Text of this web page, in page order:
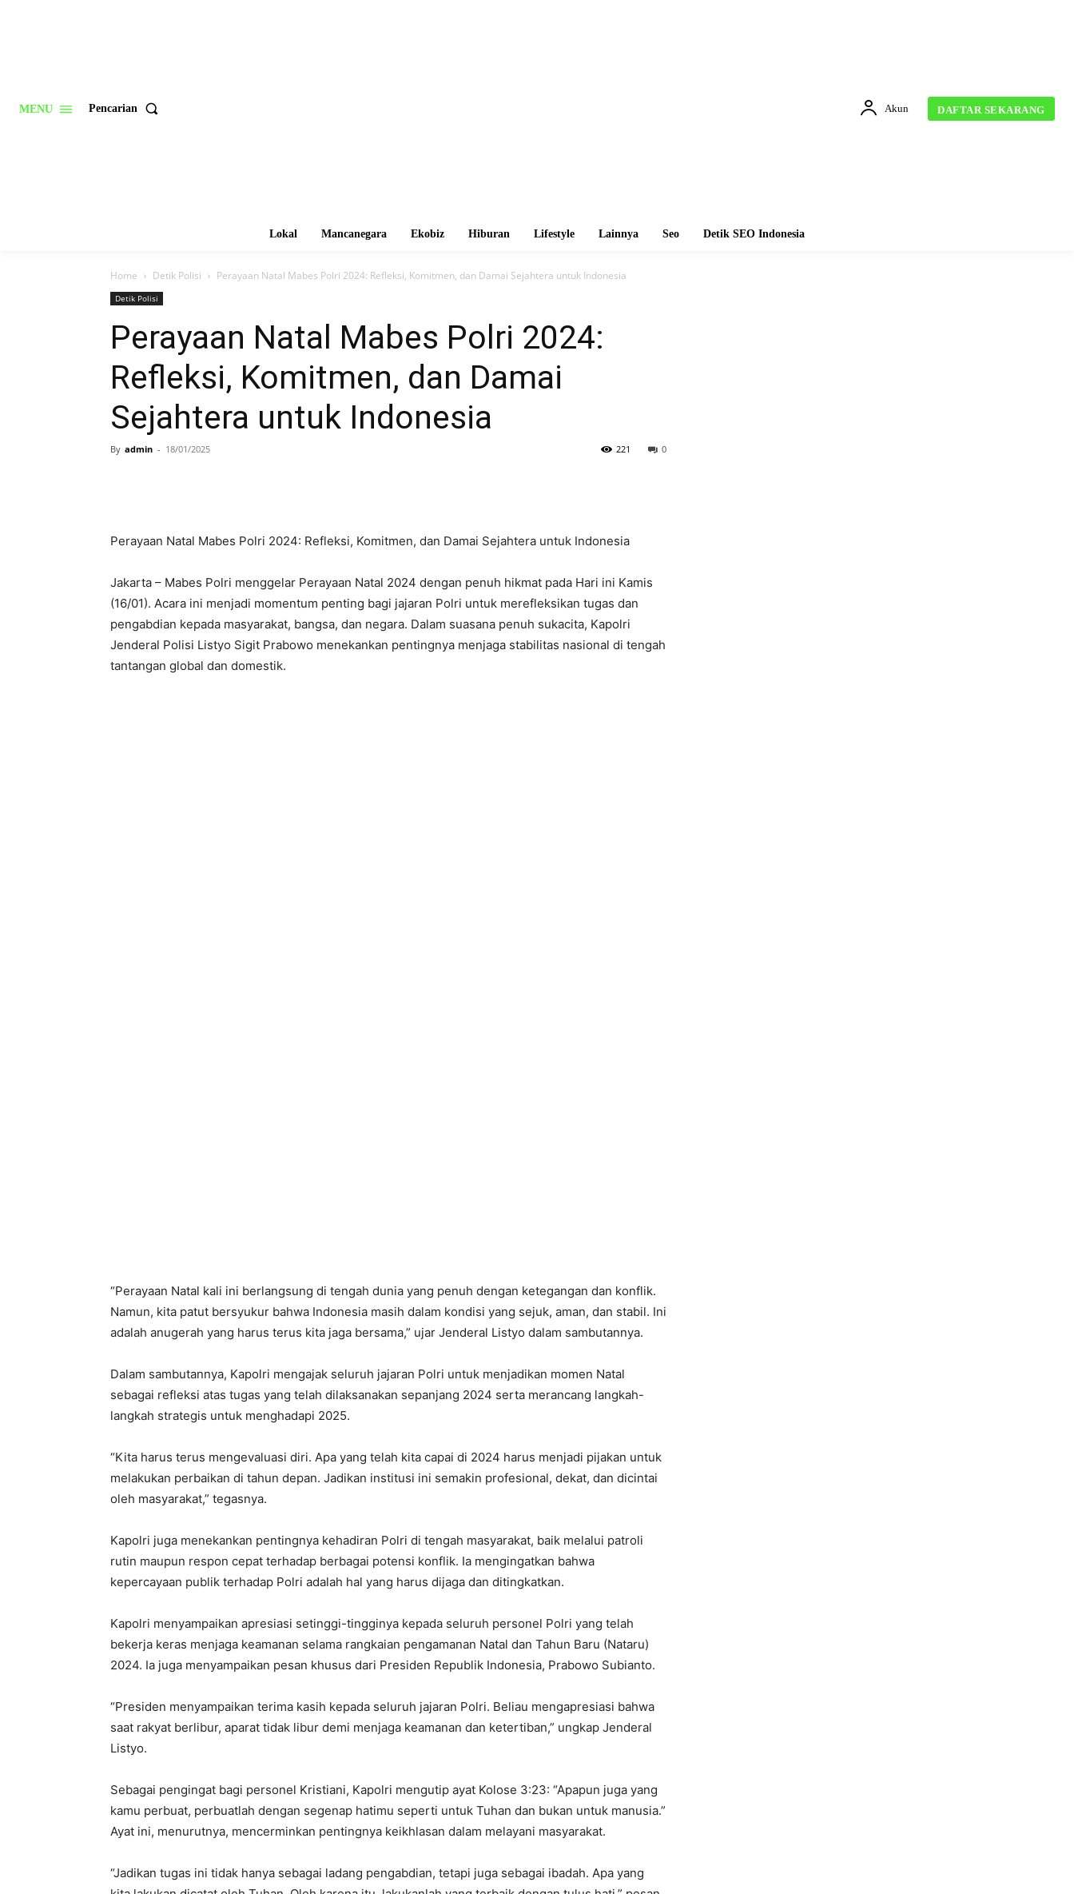
MENU Pencarian Akun DAFTAR SEKARANG
Lokal Mancanegara Ekobiz Hiburan Lifestyle Lainnya Seo Detik SEO Indonesia
Home Detik Polisi Perayaan Natal Mabes Polri 2024: Refleksi, Komitmen, dan Damai Sejahtera untuk Indonesia
Detik Polisi
Perayaan Natal Mabes Polri 2024:
Refleksi, Komitmen, dan Damai
Sejahtera untuk Indonesia
By admin - 18/01/2025 0
221
Perayaan Natal Mabes Polri 2024: Refleksi, Komitmen, dan Damai Sejahtera untuk Indonesia
Jakarta – Mabes Polri menggelar Perayaan Natal 2024 dengan penuh hikmat pada Hari ini Kamis
(16/01). Acara ini menjadi momentum penting bagi jajaran Polri untuk merefleksikan tugas dan
pengabdian kepada masyarakat, bangsa, dan negara. Dalam suasana penuh sukacita, Kapolri
Jenderal Polisi Listyo Sigit Prabowo menekankan pentingnya menjaga stabilitas nasional di tengah
tantangan global dan domestik.
“Perayaan Natal kali ini berlangsung di tengah dunia yang penuh dengan ketegangan dan konflik.
Namun, kita patut bersyukur bahwa Indonesia masih dalam kondisi yang sejuk, aman, dan stabil. Ini
adalah anugerah yang harus terus kita jaga bersama,” ujar Jenderal Listyo dalam sambutannya.
Dalam sambutannya, Kapolri mengajak seluruh jajaran Polri untuk menjadikan momen Natal
sebagai refleksi atas tugas yang telah dilaksanakan sepanjang 2024 serta merancang langkah-
langkah strategis untuk menghadapi 2025.
“Kita harus terus mengevaluasi diri. Apa yang telah kita capai di 2024 harus menjadi pijakan untuk
melakukan perbaikan di tahun depan. Jadikan institusi ini semakin profesional, dekat, dan dicintai
oleh masyarakat,” tegasnya.
Kapolri juga menekankan pentingnya kehadiran Polri di tengah masyarakat, baik melalui patroli
rutin maupun respon cepat terhadap berbagai potensi konflik. Ia mengingatkan bahwa
kepercayaan publik terhadap Polri adalah hal yang harus dijaga dan ditingkatkan.
Kapolri menyampaikan apresiasi setinggi-tingginya kepada seluruh personel Polri yang telah
bekerja keras menjaga keamanan selama rangkaian pengamanan Natal dan Tahun Baru (Nataru)
2024. Ia juga menyampaikan pesan khusus dari Presiden Republik Indonesia, Prabowo Subianto.
“Presiden menyampaikan terima kasih kepada seluruh jajaran Polri. Beliau mengapresiasi bahwa
saat rakyat berlibur, aparat tidak libur demi menjaga keamanan dan ketertiban,” ungkap Jenderal
Listyo.
Sebagai pengingat bagi personel Kristiani, Kapolri mengutip ayat Kolose 3:23: “Apapun juga yang
kamu perbuat, perbuatlah dengan segenap hatimu seperti untuk Tuhan dan bukan untuk manusia.”
Ayat ini, menurutnya, mencerminkan pentingnya keikhlasan dalam melayani masyarakat.
“Jadikan tugas ini tidak hanya sebagai ladang pengabdian, tetapi juga sebagai ibadah. Apa yang